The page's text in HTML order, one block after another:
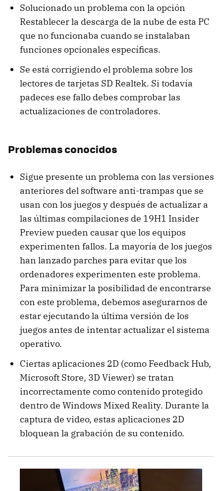
Solucionado un problema con la opción
Restablecer la descarga de la nube de esta PC
que no funcionaba cuando se instalaban
funciones opcionales específicas.
Se está corrigiendo el problema sobre los
lectores de tarjetas SD Realtek. Si todavía
padeces ese fallo debes comprobar las
actualizaciones de controladores.
Problemas conocidos
Sigue presente un problema con las versiones
anteriores del software anti-trampas que se
usan con los juegos y después de actualizar a
las últimas compilaciones de 19H1 Insider
Preview pueden causar que los equipos
experimenten fallos. La mayoría de los juegos
han lanzado parches para evitar que los
ordenadores experimenten este problema.
Para minimizar la posibilidad de encontrarse
con este problema, debemos asegurarnos de
estar ejecutando la última versión de los
juegos antes de intentar actualizar el sistema
operativo.
Ciertas aplicaciones 2D (como Feedback Hub,
Microsoft Store, 3D Viewer) se tratan
incorrectamente como contenido protegido
dentro de Windows Mixed Reality. Durante la
captura de video, estas aplicaciones 2D
bloquean la grabación de su contenido.